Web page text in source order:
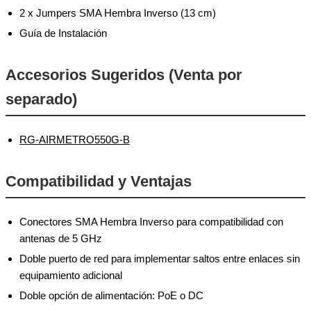
2 x Jumpers SMA Hembra Inverso (13 cm)
Guía de Instalación
Accesorios Sugeridos (Venta por
separado)
RG-AIRMETRO550G-B
Compatibilidad y Ventajas
Conectores SMA Hembra Inverso para compatibilidad con
antenas de 5 GHz
Doble puerto de red para implementar saltos entre enlaces sin
equipamiento adicional
Doble opción de alimentación: PoE o DC